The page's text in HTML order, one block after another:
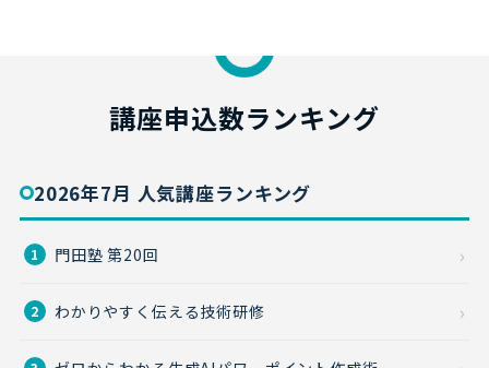
講座申込数ランキング
2026年7月 人気講座ランキング
1 門田塾 第20回
2 わかりやすく伝える技術研修